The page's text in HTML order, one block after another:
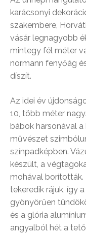
karácsonyi
szakembere,
vásár legnagyobb
mintegy fél méter
normann fenyőág
díszít.
Az idei év
10, több méter
bábok harsonával a
művészet
színpadképben.
készült, a
mohával
tekeredik rájuk, így
gyönyörűen
és a glória
angyalból hét a